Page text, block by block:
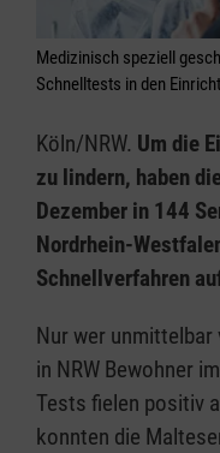
Medizinisch speziell
Schnelltests in den
Köln/NRW. Um die
zu lindern, haben
Dezember in 144
Nordrhein-
Schnellverfahren
Nur wer
in NRW Bewohner
Tests fielen positiv
konnten die